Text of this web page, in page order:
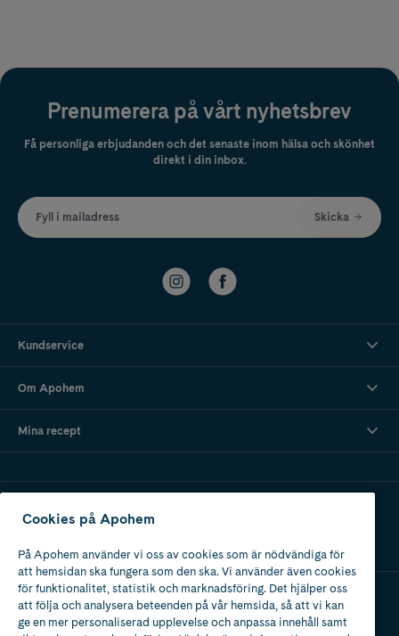
Prenumerera på vårt nyhetsbrev
Få personliga erbjudanden och det senaste inom hälsa och skönhet
direkt i din inbox.
Fyll i mailadress Skicka
Kundservice
Om Apohem
Mina recept
Apotek med tillstånd
av Läkemedelsverket
Cookies på Apohem
På Apohem använder vi oss av cookies som är nödvändiga för
att hemsidan ska fungera som den ska. Vi använder även cookies
för funktionalitet, statistik och marknadsföring. Det hjälper oss
att följa och analysera beteenden på vår hemsida, så att vi kan
ge en mer personaliserad upplevelse och anpassa innehåll samt